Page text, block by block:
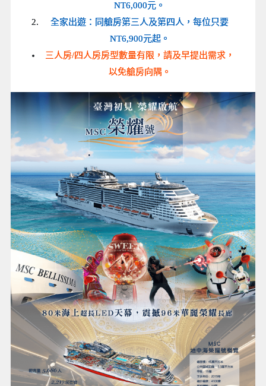
NT6,000元。
全家出遊：同艙房第三人及第四人，每位只要
NT6,900元起。
三人房/四人房房型數量有限，請及早提出需求，
以免艙房向隅。